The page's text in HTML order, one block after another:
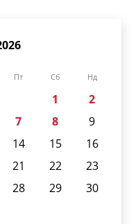
Пт Сб Нд
1
2
7 8
9
14 15
16
21 22
23
28 29
30